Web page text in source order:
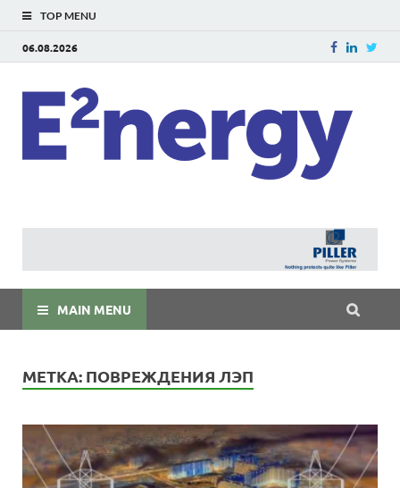
TOP MENU
06.08.2026
MAIN MENU
МЕТКА: ПОВРЕЖДЕНИЯ ЛЭП